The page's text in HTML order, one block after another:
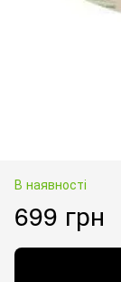
В наявності
699 грн